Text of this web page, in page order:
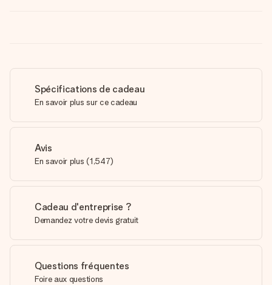
Spécifications de cadeau
En savoir plus sur ce cadeau
Avis
En savoir plus (1,547)
Cadeau d'entreprise ?
Demandez votre devis gratuit
Questions fréquentes
Foire aux questions